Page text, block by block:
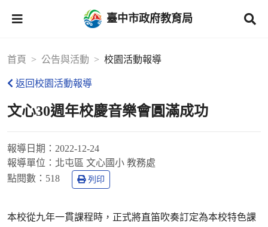
臺中市政府教育局
首頁 公告與活動 校園活動報導
返回校園活動報導
文心30週年校慶音樂會圓滿成功
報導日期： 2022-12-24
報導單位： 北屯區 文心國小 教務處
點閱數： 518 列印
本校從九年一貫課程時，正式將直笛吹奏訂定為本校特色課